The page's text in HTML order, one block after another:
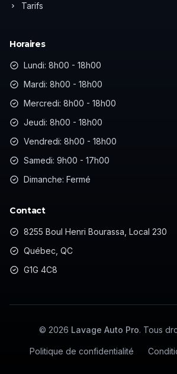
Tarifs
Horaires
Lundi: 8h00 - 18h00
Mardi: 8h00 - 18h00
Mercredi: 8h00 - 18h00
Jeudi: 8h00 - 18h00
Vendredi: 8h00 - 18h00
Samedi: 9h00 - 17h00
Dimanche: Fermé
Contact
8255 Boul Henri Bourassa, Local 230
Québec, QC
G1G 4C8
© 2026 Lavage Auto Pro. Tous
Politique de confidentialité